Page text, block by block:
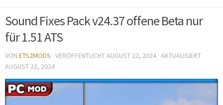
Sound Fixes Pack v24.37 offene Beta nur
für 1.51 ATS
VON ETS2MODS · VERÖFFENTLICHTAUGUST 22, 2024 · AKTUALISIERT
AUGUST 22, 2024